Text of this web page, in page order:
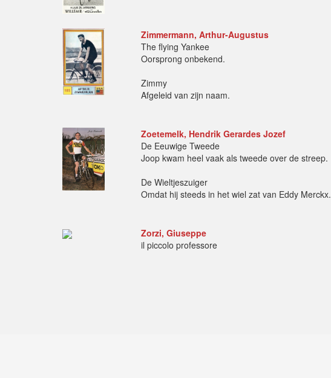
Zimmermann, Arthur-Augustus
The flying Yankee
Oorsprong onbekend.
Zimmy
Afgeleid van zijn naam.
Zoetemelk, Hendrik Gerardes Jozef
De Eeuwige Tweede
Joop kwam heel vaak als tweede over de streep.
De Wieltjeszuiger
Omdat hij steeds in het wiel zat van Eddy Merckx.
Zorzi, Giuseppe
il piccolo professore